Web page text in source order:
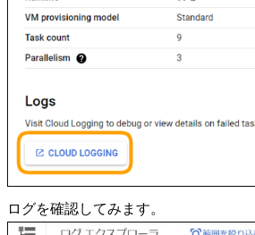
ログを確認してみます。